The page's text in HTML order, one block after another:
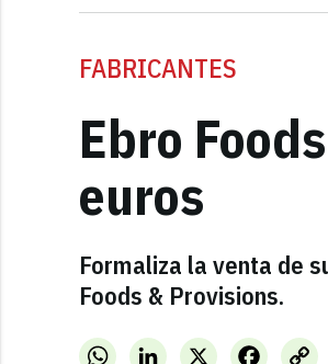
FABRICANTES
Ebro
euros
Formaliza la venta de
Foods & Provisions.
WhatsAppLinkedInX Facebook